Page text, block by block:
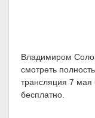
Владимиром
смотреть
трансляция 7 мая
бесплатно.